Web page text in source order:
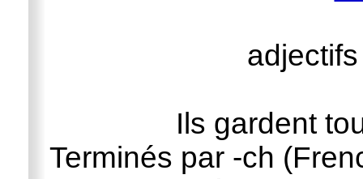
Ils gardent
Terminés par -ch